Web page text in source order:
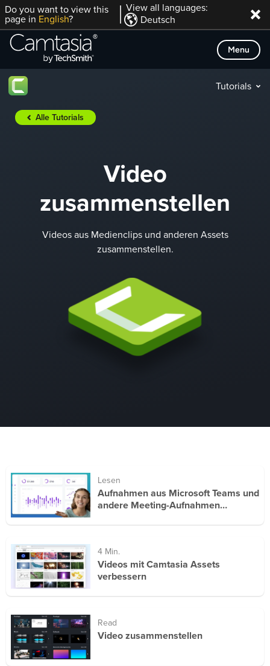
Direkt
zum
Inhalt
Do you want to view this
page in English?
View all languages:
Deutsch
Menu
Tutorials
Alle Tutorials
Video
zusammenstellen
Videos aus Medienclips und anderen Assets
zusammenstellen.
Lesen
Aufnahmen aus Microsoft Teams und
andere Meeting-Aufnahmen
4 Min.
Videos mit Camtasia Assets
verbessern
Read
Video zusammenstellen